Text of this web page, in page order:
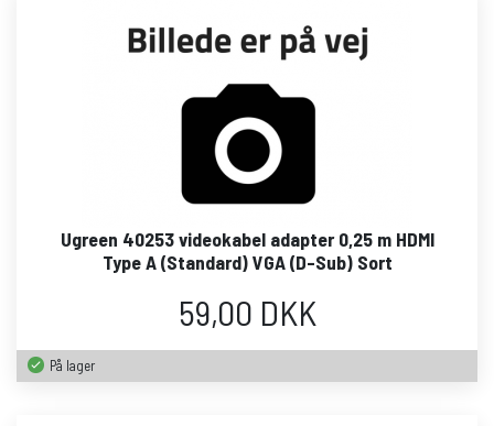
Ugreen 40253 videokabel adapter 0,25 m HDMI
Type A (Standard) VGA (D-Sub) Sort
59,00 DKK
På lager